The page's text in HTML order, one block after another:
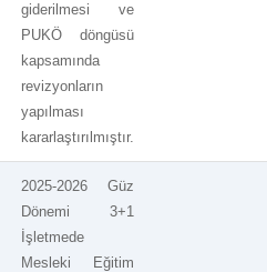
giderilmesi ve
PUKÖ döngüsü
kapsamında
revizyonların
yapılması
kararlaştırılmıştır.
2025-2026 Güz
Dönemi 3+1
İşletmede
Mesleki Eğitim